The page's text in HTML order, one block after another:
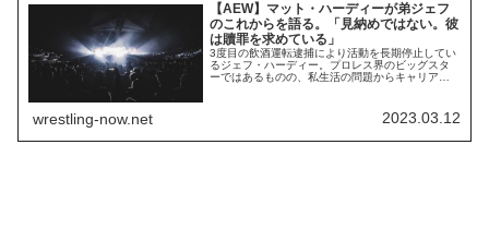
【AEW】マット・ハーディーが弟ジェフ
のこれからを語る。「見納めではない。彼
は贖罪を求めている」
3度目の飲酒運転逮捕により活動を長期停止してい
るジェフ・ハーディー。プロレス界のビッグスタ
ーではあるものの、私生活の問題からキャリアは
ルコールの問題を解決し、禁酒を維持すること」
を達成するため、彼はリハビリに励んでいます。
wrestling-now.net 2023.03.12